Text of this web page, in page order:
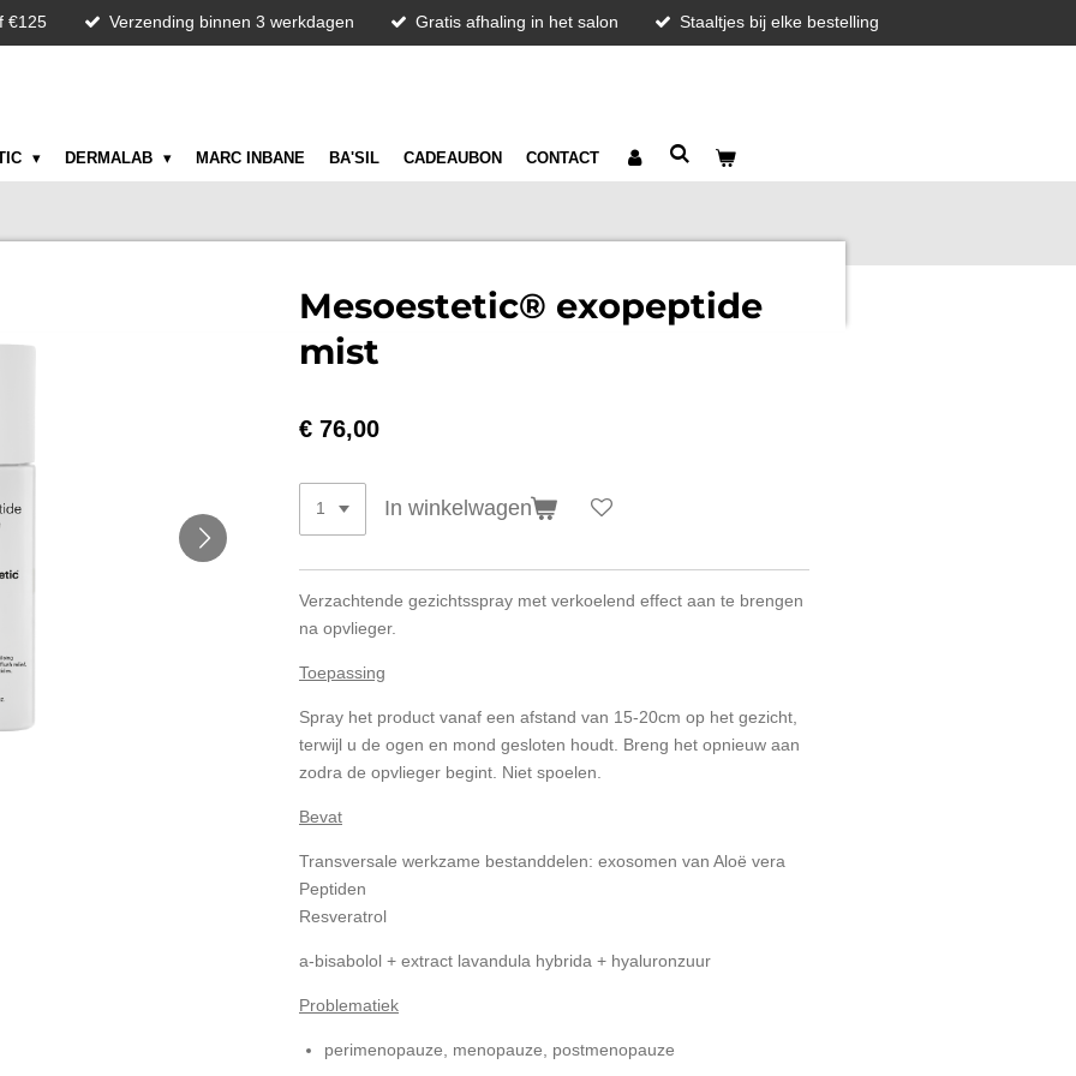
€125 Verzending binnen 3 werkdagen Gratis afhaling in het salon Staaltjes bij elke bestelling
DERMALAB MARC INBANE BA'SIL CADEAUBON CONTACT
Mesoestetic® exopeptide
mist
€ 76,00
In winkelwagen
Verzachtende gezichtsspray met verkoelend effect aan te brengen
na opvlieger.
Toepassing
Spray het product vanaf een afstand van 15-20cm op het gezicht,
terwijl u de ogen en mond gesloten houdt. Breng het opnieuw aan
zodra de opvlieger begint. Niet spoelen.
Bevat
Transversale werkzame bestanddelen: exosomen van Aloë vera
Peptiden
Resveratrol
a-bisabolol + extract lavandula hybrida + hyaluronzuur
Problematiek
perimenopauze, menopauze, postmenopauze